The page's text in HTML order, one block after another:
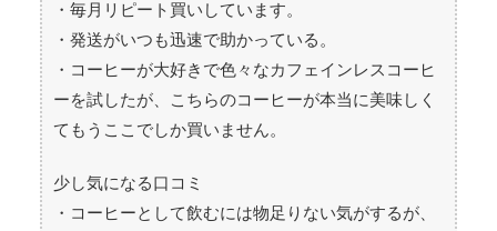
・毎月リピート買いしています。
・発送がいつも迅速で助かっている。
・コーヒーが大好きで色々なカフェインレスコーヒ
ーを試したが、こちらのコーヒーが本当に美味しく
てもうここでしか買いません。
少し気になる口コミ
・コーヒーとして飲むには物足りない気がするが、